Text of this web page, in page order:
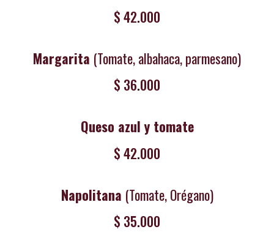
$ 42.000
Margarita (Tomate, albahaca, parmesano)
$ 36.000
Queso azul y tomate
$ 42.000
Napolitana (Tomate, Orégano)
$ 35.000